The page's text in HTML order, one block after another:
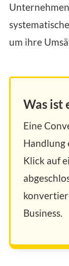
um ihre
Was ist
Eine
Handlung
Klick auf
Business.